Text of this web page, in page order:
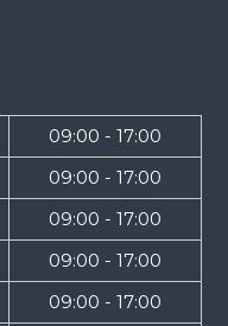
09:00 - 17:00
09:00 - 17:00
09:00 - 17:00
09:00 - 17:00
09:00 - 17:00